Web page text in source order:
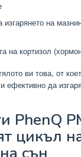
изгарянето на
на кортизол
ви това, от
ефективно да
PhenQ
цикъл